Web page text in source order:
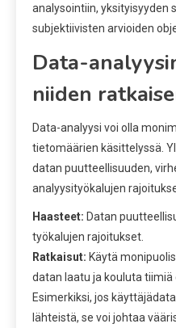
analysointiin, yksityisyyden
subjektiivisten arvioiden
Data-
niiden
Data-analyysi voi olla
tietomäärien käsittelyssä.
datan puutteellisuuden,
analyysityökalujen
Haasteet: Datan
työkalujen rajoitukset.
Ratkaisut: Käytä
datan laatu ja kouluta tiimiä
Esimerkiksi, jos
lähteistä, se voi johtaa